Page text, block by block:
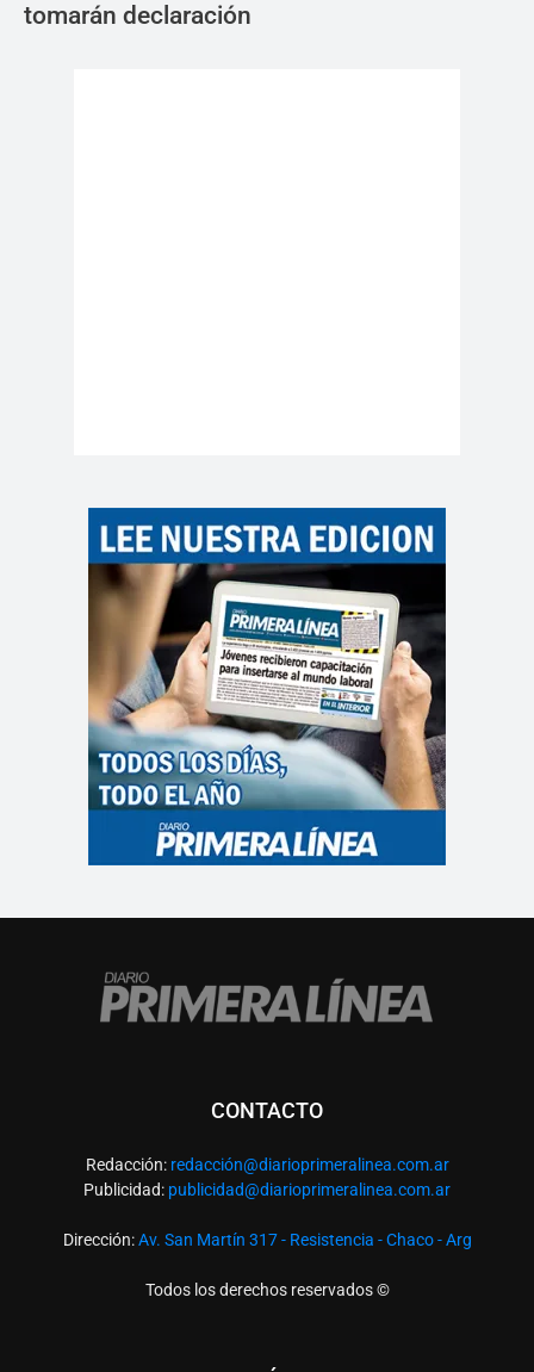
tomarán declaración
CONTACTO
Redacción: redacción@diarioprimeralinea.com.ar
Publicidad: publicidad@diarioprimeralinea.com.ar
Dirección:Av. San Martín 317 - Resistencia - Chaco - Arg
Todos los derechos reservados ©